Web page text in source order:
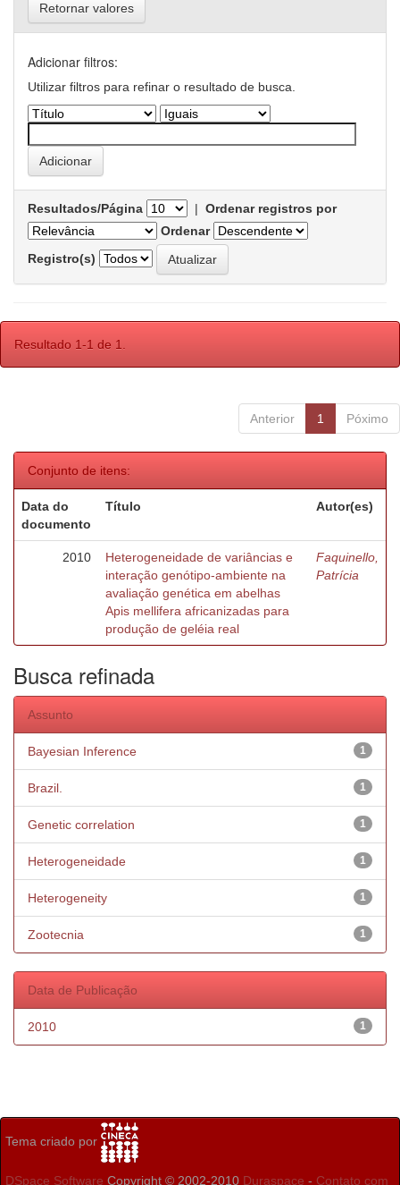
Retornar valores
Adicionar filtros:
Utilizar filtros para refinar o resultado de busca.
Resultados/Página | Ordenar registros por
Ordenar
Registro(s)
Resultado 1-1 de 1.
Anterior 1 Póximo
Conjunto de itens:
Data do
documento
Título Autor(es)
2010
Heterogeneidade de variâncias e
interação genótipo-ambiente na
avaliação genética em abelhas
Apis mellifera africanizadas para
produção de geléia real
Faquinello,
Patrícia
Busca refinada
Assunto
1
Bayesian Inference
1
Brazil.
1
Genetic correlation
1
Heterogeneidade
1
Heterogeneity
1
Zootecnia
Data de Publicação
1
2010
Tema criado por
DSpace Software Copyright © 2002-2010 Duraspace - Contato com